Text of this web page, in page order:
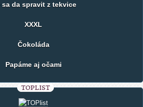
sa da spravit z tekvice
XXXL
Čokoláda
Papáme aj očami
TOPLIST